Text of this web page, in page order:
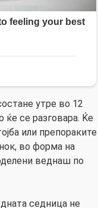
утре во 12
се разговара. Ќе
или препораките
во форма на
веднаш по
седница не